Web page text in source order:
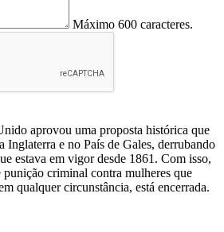
Máximo 600 caracteres.
aprovou uma proposta histórica que
Inglaterra e no País de Gales, derrubando
estava em vigor desde 1861. Com isso,
criminal contra mulheres que
qualquer circunstância, está encerrada.